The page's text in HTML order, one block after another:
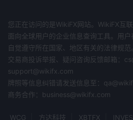
投资的最低存款 Titancfd是 200 美元。
多种支付方式进行存款和取款，包括
ecopayz、mybank skrill、rapid、
paysafe。
客户支持
交易者可以联系 Titancfd关于他们可能通
或交易产生的任何问题或疑虑：
邮箱：支持@ Titancfd .com
您正在访问的是WikiFX网站。WikiFX互
面向全球用户的企业信息查询工具。用
自觉遵守所在国家、地区有关的法律规范
交易商投诉举报、疑问咨询反馈邮箱：
support@wikifx.com
牌照等信息纠错请发送信息至：
商务合作：business@wikifx.com
WCG 方达科技 XBTFX